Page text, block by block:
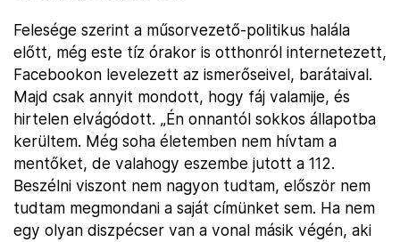
Felesége szerint a műsorvezető-politikus halála
előtt, még este tíz órakor is otthonról internetezett,
Facebookon levelezett az ismerőseivel, barátaival.
Majd csak annyit mondott, hogy fáj valamije, és
hirtelen elvágódott. „Én onnantól sokkos állapotba
kerültem. Még soha életemben nem hívtam a
mentőket, de valahogy eszembe jutott a 112.
Beszélni viszont nem nagyon tudtam, először nem
tudtam megmondani a saját címünket sem. Ha nem
egy olyan diszpécser van a vonal másik végén, aki